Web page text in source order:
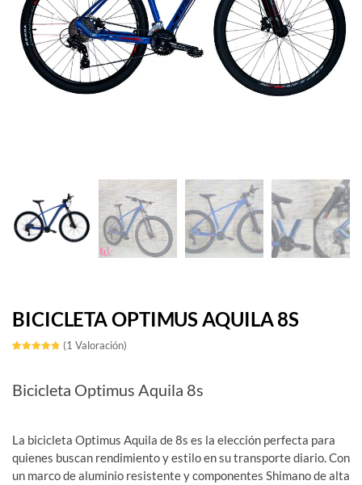
BICICLETA OPTIMUS AQUILA 8S
avaloración
de un
(1 Valoración)
Bicicleta Optimus Aquila 8s
La bicicleta Optimus Aquila de 8s es la elección perfecta para
quienes buscan rendimiento y estilo en su transporte diario. Con
un marco de aluminio resistente y componentes Shimano de alta